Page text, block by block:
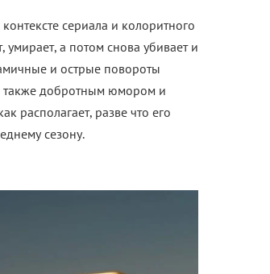
сериала и колоритного
умирает, а потом снова убивает и
и острые повороты
также добротным юмором и
располагает, разве что его
сезону.